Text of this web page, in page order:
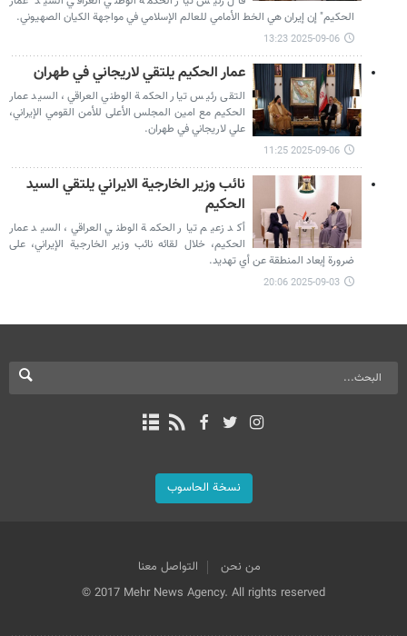
الحكيم" إن إيران هي الخط الأمامي للعالم الإسلامي في مواجهة الکیان الصهيوني.
2025-09-06 13:23
عمار الحكيم يلتقي لاريجاني في طهران
التقى رئيس تيار الحكمة الوطني العراقي، السيد عمار
الحكيم مع امين المجلس الأعلى للأمن القومي الإيراني،
علي لاريجاني في طهران.
2025-09-06 11:25
نائب وزير الخارجية الايراني يلتقي السيد
الحكيم
أكد زعيم تيار الحكمة الوطني العراقي، السيد عمار
الحكيم، خلال لقائه نائب وزير الخارجية الإيراني، على
ضرورة إبعاد المنطقة عن أي تهديد.
2025-09-03 20:06
نسخة الحاسوب
من نحن
التواصل معنا
© 2017 Mehr News Agency. All rights reserved